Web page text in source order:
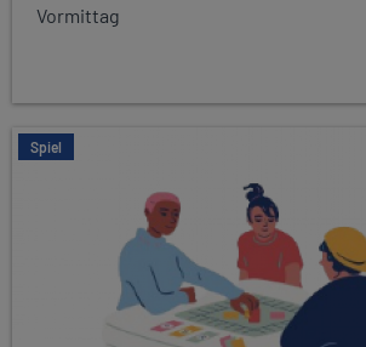
Vormittag
Spiel